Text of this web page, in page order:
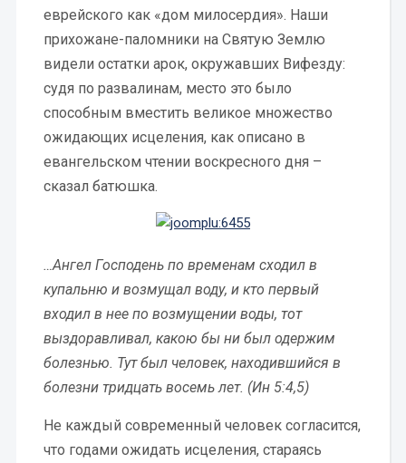
еврейского как «дом милосердия». Наши
прихожане-паломники на Святую Землю
видели остатки арок, окружавших Вифезду:
cудя по развалинам, место это было
способным вместить великое множество
ожидающих исцеления, как описано в
евангельском чтении воскресного дня –
сказал батюшка.
…Ангел Господень по временам сходил в
купальню и возмущал воду, и кто первый
входил в нее по возмущении воды, тот
выздоравливал, какою бы ни был одержим
болезнью. Тут был человек, находившийся в
болезни тридцать восемь лет. (Ин 5:4,5)
Не каждый современный человек согласится,
что годами ожидать исцеления, стараясь